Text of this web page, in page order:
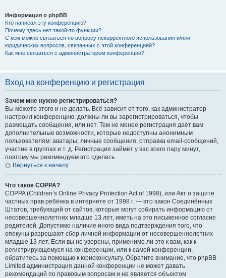
Информация о phpBB
Кто написал эту конференцию?
Почему здесь нет такой-то функции?
С кем можно связаться по вопросу некорректного использования и/или
юридических вопросов, связанных с этой конференцией?
Как мне связаться с администратором конференции?
Вход на конференцию и регистрация
Зачем мне нужно регистрироваться?
Вы можете этого и не делать. Всё зависит от того, как администратор
настроил конференцию: должны ли вы зарегистрироваться, чтобы
размещать сообщения, или нет. Тем не менее регистрация даёт вам
дополнительные возможности, которые недоступны анонимным
пользователям: аватары, личные сообщения, отправка email-сообщений,
участие в группах и т. д. Регистрация займёт у вас всего пару минут,
поэтому мы рекомендуем это сделать.
Вернуться к началу
Что такое COPPA?
COPPA (Children’s Online Privacy Protection Act of 1998), или Акт о защите
частных прав ребёнка в интернете от 1998 г. — это закон Соединённых
Штатов, требующий от сайтов, которые могут собирать информацию от
несовершеннолетних младше 13 лет, иметь на это письменное согласие
родителей. Допустимо наличие иного вида подтверждения того, что
опекуны разрешают сбор личной информации от несовершеннолетних
младше 13 лет. Если вы не уверены, применимо ли это к вам, как к
регистрирующемуся на конференции, или к самой конференции,
обратитесь за помощью к юрисконсульту. Обратите внимание, что phpBB
Limited администрация данной конференции не может давать
рекомендаций по правовым вопросам и не является объектом